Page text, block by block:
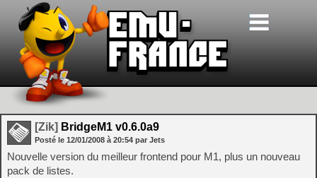
[Zik] BridgeM1 v0.6.0a9
Posté le 12/01/2008 à 20:54 par Jets
Nouvelle version du meilleur frontend pour M1, plus un nouveau
pack de listes.